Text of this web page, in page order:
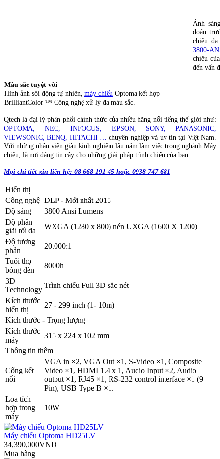
Ánh
đoán
chiếu
3800-
chiếu
đến vấn
Màu sắc tuyệt vời
Hình ảnh sôi động tự nhiên, máy chiếu Optoma kết hợp
BrilliantColor ™ Công nghệ xử lý đa màu sắc.
Qtech là đại lý phân phối chính thức của nhiều hãng nổi tiếng thế giới như:
OPTOMA, NEC, INFOCUS, EPSON, SONY, PANASONIC,
VIEWSONIC, BENQ, HITACHI …
chuyên nghiệp và uy tín tại Việt Nam.
Với những nhân viên giàu kinh nghiệm lâu năm làm việc trong nghành Máy
chiếu, là nơi đáng tin cậy cho những giải pháp trình chiếu của bạn.
Mọi chi tiết xin liên hệ: 08 668 191 45 hoặc 0938 747 681
Hiển thị
Công nghệ DLP - Mới nhất 2015
Độ sáng
3800 Ansi Lumens
Độ phân
giải tối đa
WXGA (1280 x 800) nén UXGA (1600 X 1200)
Độ tương
phản
20.000:1
Tuổi thọ
bóng đèn
8000h
3D
Technology
Trình chiếu Full 3D sắc nét
Kích thước
hiển thị
27 - 299 inch (1- 10m)
Kích thước - Trọng lượng
Kích thước
máy
315 x 224 x 102 mm
Thông tin thêm
Cổng kết
nối
VGA in ×2, VGA Out ×1, S-Video ×1, Composite
Video ×1, HDMI 1.4 x 1, Audio Input ×2, Audio
output ×1, RJ45 ×1, RS-232 control interface ×1 (9
Pin), USB Type B ×1.
Loa tích
hợp trong
máy
10W
Máy chiếu Optoma HD25LV
34,390,000VND
Mua hàng